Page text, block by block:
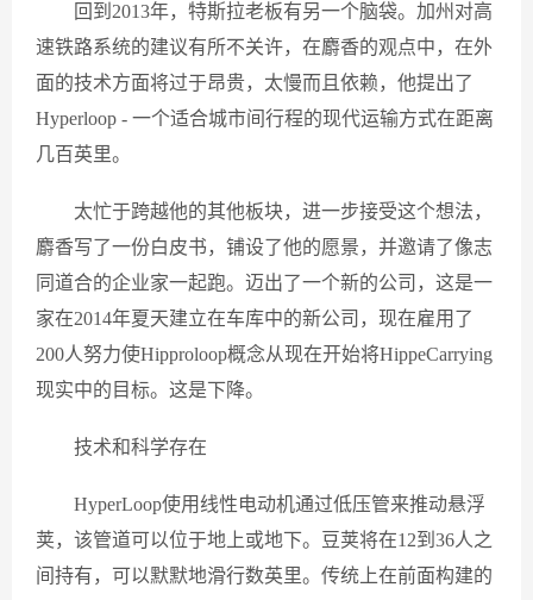
回到2013年，特斯拉老板有另一个脑袋。加州对高
速铁路系统的建议有所不关许，在麝香的观点中，在外
面的技术方面将过于昂贵，太慢而且依赖，他提出了
Hyperloop - 一个适合城市间行程的现代运输方式在距离
几百英里。
太忙于跨越他的其他板块，进一步接受这个想法，
麝香写了一份白皮书，铺设了他的愿景，并邀请了像志
同道合的企业家一起跑。迈出了一个新的公司，这是一
家在2014年夏天建立在车库中的新公司，现在雇用了
200人努力使Hipproloop概念从现在开始将HippeCarrying
现实中的目标。这是下降。
技术和科学存在
HyperLoop使用线性电动机通过低压管来推动悬浮
荚，该管道可以位于地上或地下。豆荚将在12到36人之
间持有，可以默默地滑行数英里。传统上在前面构建的